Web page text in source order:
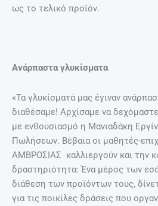
ως το τελικό προϊόν.
Ανάρπαστα γλυκίσματα
«Τα γλυκίσματά μας έγιναν
διαθέσαμε! Αρχίσαμε να δεχόμαστε
με ενθουσιασμό η Μανιαδάκη
Πωλήσεων. Βέβαια οι μαθητές-
ΑΜΒΡΟΣΙΑΣ καλλιεργούν και την
δραστηριότητα: Ένα μέρος των
διάθεση των προϊόντων τους,
για τις ποικίλες δράσεις που